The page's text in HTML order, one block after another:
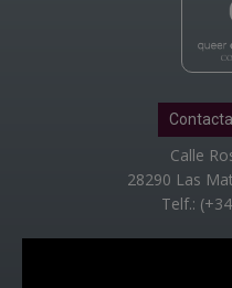
Calle
28290 Las
Telf.: